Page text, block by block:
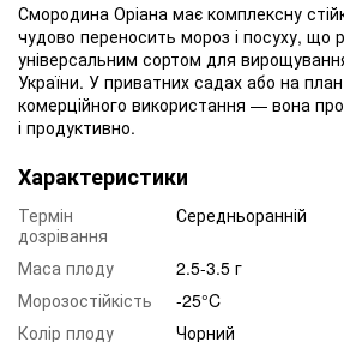
Смородина Оріана має комплексну
чудово переносить мороз і посуху, що
універсальним сортом для вирощування
України. У приватних садах або на
комерційного використання — вона
і продуктивно.
Характеристики
Термін
дозрівання
Середньоранній
Маса плоду
2.5-3.5 г
Морозостійкість
-25°C
Колір плоду
Чорний